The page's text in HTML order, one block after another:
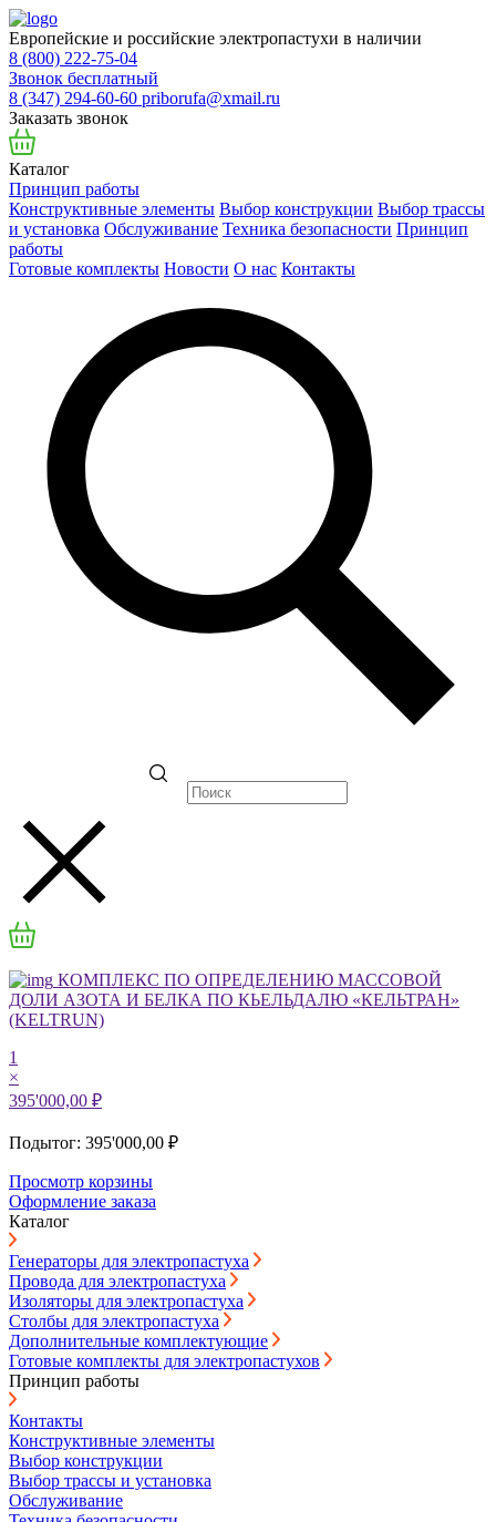
Европейские и российские электропастухи в наличии
8 (800) 222-75-04
Звонок бесплатный
8 (347) 294-60-60 priborufa@xmail.ru
Заказать звонок
Каталог
Принцип работы
Конструктивные элементы Выбор конструкции Выбор трассы
и установка Обслуживание Техника безопасности Принцип
работы
Готовые комплекты Новости О нас Контакты
КОМПЛЕКС ПО ОПРЕДЕЛЕНИЮ МАССОВОЙ
ДОЛИ АЗОТА И БЕЛКА ПО КЬЕЛЬДАЛЮ «КЕЛЬТРАН»
(KELTRUN)
1
×
395'000,00 ₽
Подытог: 395'000,00 ₽
Просмотр корзины
Оформление заказа
Каталог
Генераторы для электропастуха
Провода для электропастуха
Изоляторы для электропастуха
Столбы для электропастуха
Дополнительные комплектующие
Готовые комплекты для электропастухов
Принцип работы
Контакты
Конструктивные элементы
Выбор конструкции
Выбор трассы и установка
Обслуживание